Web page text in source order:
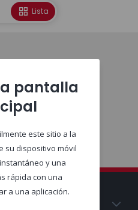
Lista
pantalla
este sitio a la
su dispositivo móvil
y una
rápida con una
a una aplicación.